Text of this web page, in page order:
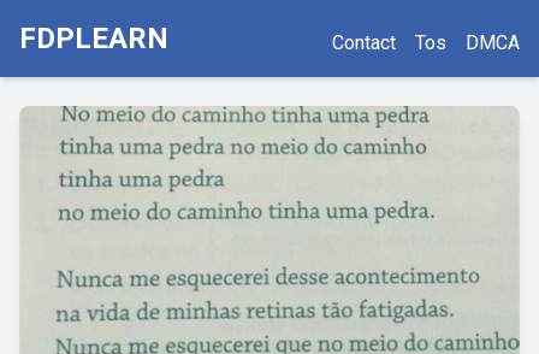
FDPLEARN Contact Tos DMCA